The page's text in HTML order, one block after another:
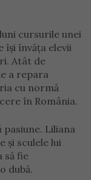
cursurile unei
își învăța elevii
Atât de
a repara
cu normă
în România.
Liliana
și sculele lui
să fie
dubă.